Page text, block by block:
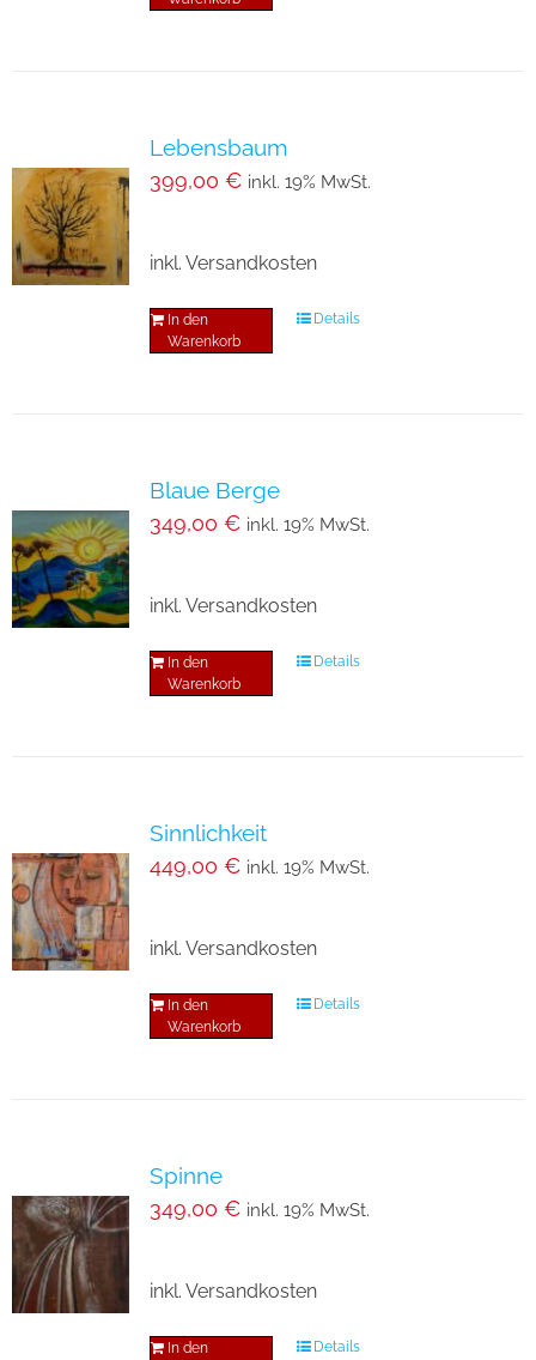
Lebensbaum
399,00 € inkl. 19% MwSt.
inkl. Versandkosten
In den
Warenkorb
Details
Blaue Berge
349,00 € inkl. 19% MwSt.
inkl. Versandkosten
In den
Warenkorb
Details
Sinnlichkeit
449,00 € inkl. 19% MwSt.
inkl. Versandkosten
In den
Warenkorb
Details
Spinne
349,00 € inkl. 19% MwSt.
inkl. Versandkosten
In den
Details